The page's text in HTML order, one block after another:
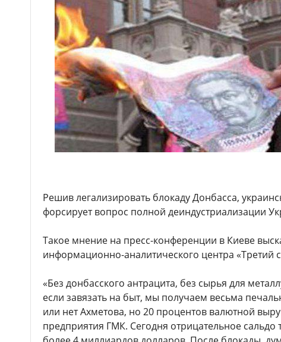
Решив легализировать блокаду Донбасса,
форсирует вопрос полной деиндустриализации
Такое мнение на пресс-конференции в Киеве
информационно-аналитического центра «Третий
«Без донбасского антрацита, без сырья для
если завязать на быт, мы получаем весьма
или нет Ахметова, но 20 процентов валютной
предприятия ГМК. Сегодня отрицательное сальдо